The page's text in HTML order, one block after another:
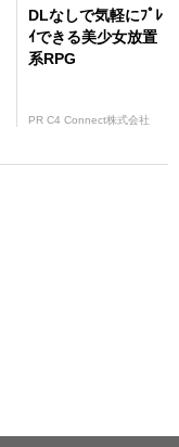
DLなしで気軽にﾌﾟﾚ
ｲできる美少女放置
系RPG
PR C4 Connect株式会社